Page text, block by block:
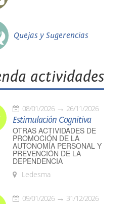
Quejas y Sugerencias
actividades
08/01/2026 26/11/2026
Estimulación Cognitiva
OTRAS ACTIVIDADES DE
PROMOCIÓN DE LA
AUTONOMÍA PERSONAL Y
PREVENCIÓN DE LA
DEPENDENCIA
Ledesma
09/01/2026 31/12/2026